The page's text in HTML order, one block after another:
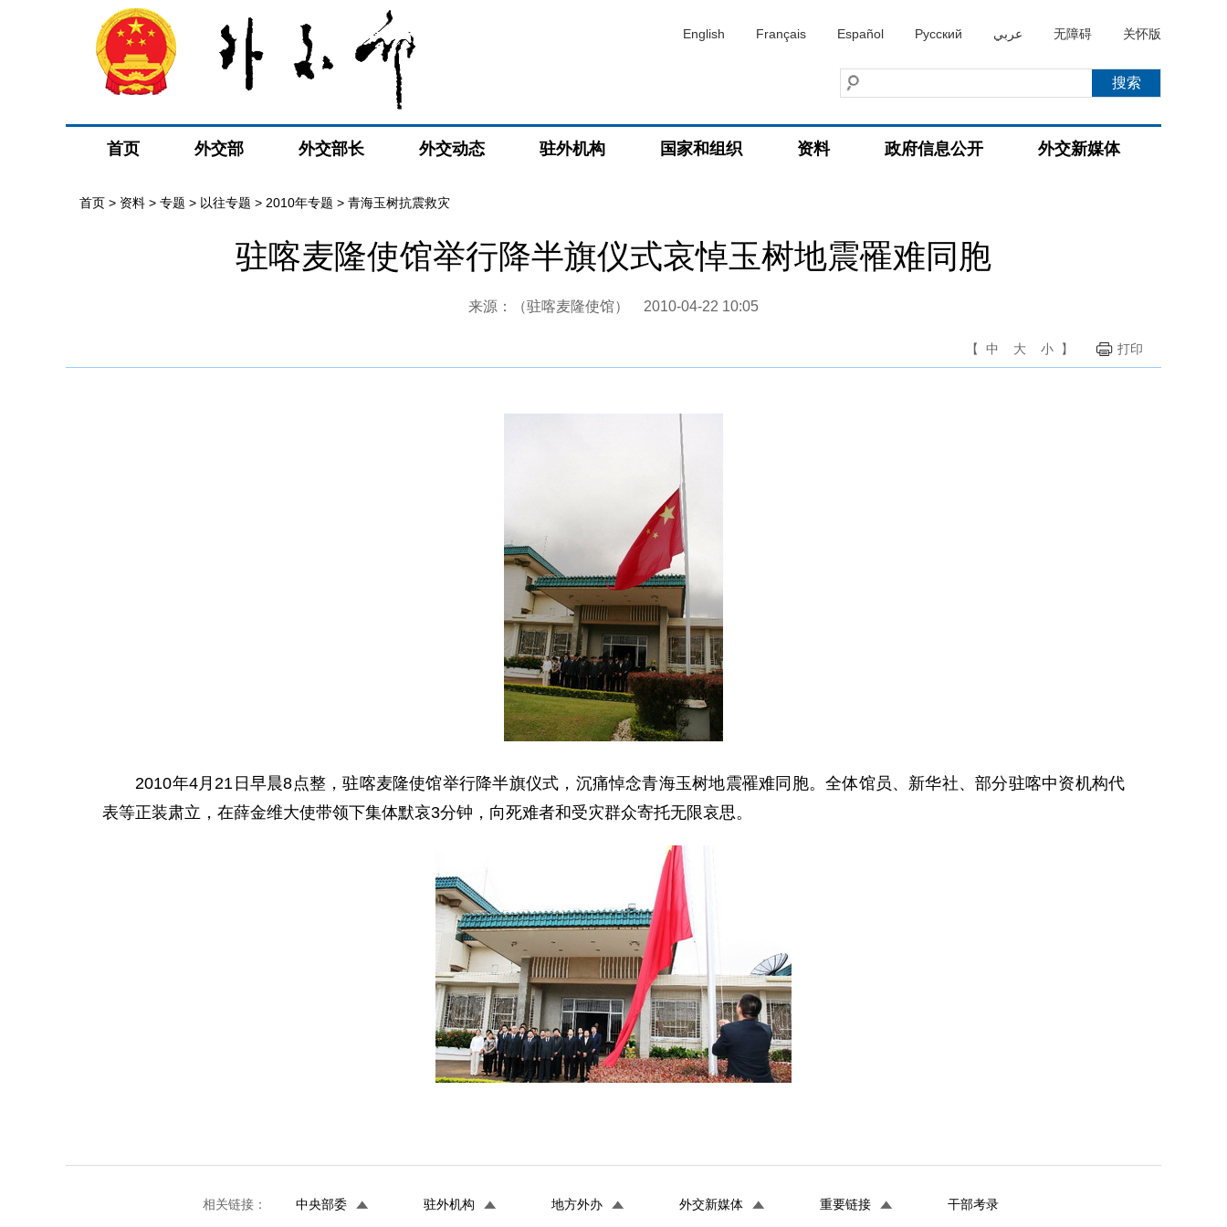
English Français Español Русский عربي 无障碍 关怀版
首页 外交部 外交部长 外交动态 驻外机构 国家和组织 资料 政府信息公开 外交新媒体
首页 > 资料 > 专题 > 以往专题 > 2010年专题 > 青海玉树抗震救灾
驻喀麦隆使馆举行降半旗仪式哀悼玉树地震罹难同胞
来源：（驻喀麦隆使馆） 2010-04-22 10:05
【 中 大 小 】 打印
2010年4月21日早晨8点整，驻喀麦隆使馆举行降半旗仪式，沉痛悼念青海玉树地震罹难同胞。全体馆员、新华社、部分驻喀中资机构代
表等正装肃立，在薛金维大使带领下集体默哀3分钟，向死难者和受灾群众寄托无限哀思。
相关链接： 中央部委 驻外机构 地方外办 外交新媒体 重要链接 干部考录